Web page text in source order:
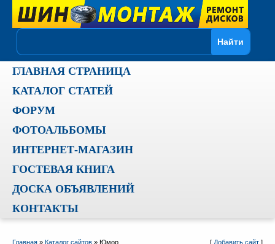
ГЛАВНАЯ СТРАНИЦА
КАТАЛОГ СТАТЕЙ
ФОРУМ
ФОТОАЛЬБОМЫ
ИНТЕРНЕТ-МАГАЗИН
ГОСТЕВАЯ КНИГА
ДОСКА ОБЪЯВЛЕНИЙ
КОНТАКТЫ
Главная» Каталог сайтов» Юмор [ Добавить сайт]